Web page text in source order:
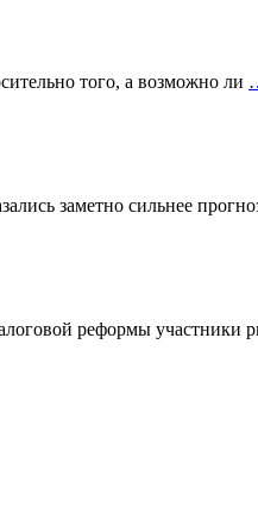
того, а возможно ли
заметно сильнее
реформы участники